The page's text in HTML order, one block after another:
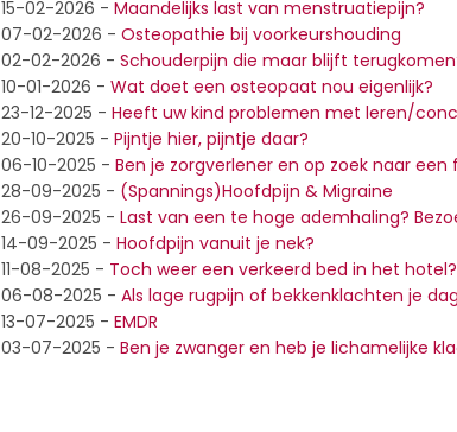
15-02-2026 - Maandelijks last van menstruatiepijn?
07-02-2026 - Osteopathie bij voorkeurshouding
02-02-2026 - Schouderpijn die maar blijft
10-01-2026 - Wat doet een osteopaat nou eigenlijk?
23-12-2025 - Heeft uw kind problemen met leren/
20-10-2025 - Pijntje hier, pijntje daar?
06-10-2025 - Ben je zorgverlener en op zoek naar een
28-09-2025 - (Spannings)Hoofdpijn & Migraine
26-09-2025 - Last van een te hoge ademhaling?
14-09-2025 - Hoofdpijn vanuit je nek?
11-08-2025 - Toch weer een verkeerd bed in het hotel?
06-08-2025 - Als lage rugpijn of bekkenklachten je
13-07-2025 - EMDR
03-07-2025 - Ben je zwanger en heb je lichamelijke